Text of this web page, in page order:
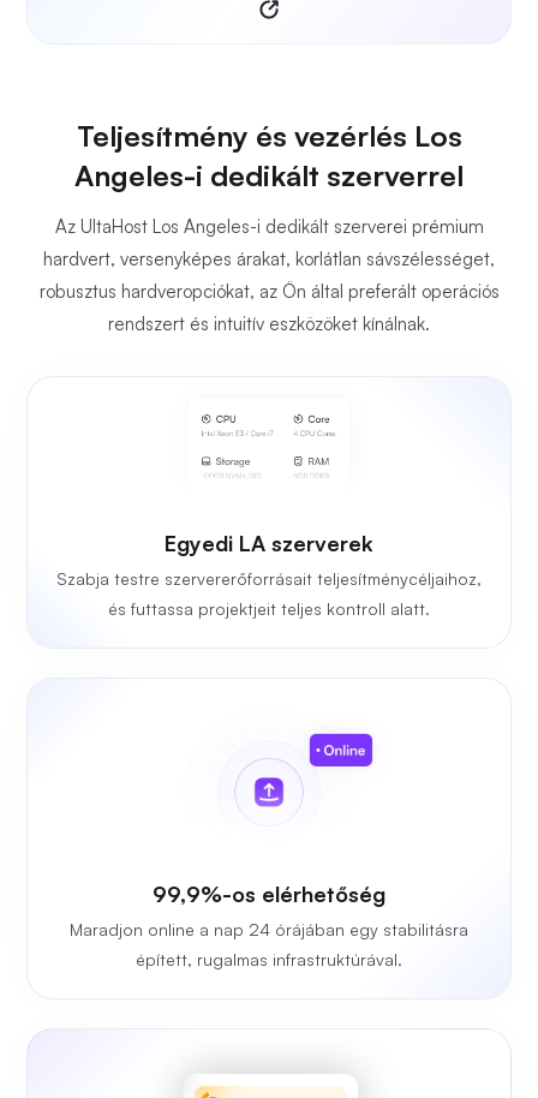
Teljesítmény és vezérlés Los
Angeles-i dedikált szerverrel
Az UltaHost Los Angeles-i dedikált szerverei prémium
hardvert, versenyképes árakat, korlátlan sávszélességet,
robusztus hardveropciókat, az Ön által preferált operációs
rendszert és intuitív eszközöket kínálnak.
Egyedi LA szerverek
Szabja testre szervererőforrásait teljesítménycéljaihoz,
és futtassa projektjeit teljes kontroll alatt.
99,9%-os elérhetőség
Maradjon online a nap 24 órájában egy stabilitásra
épített, rugalmas infrastruktúrával.